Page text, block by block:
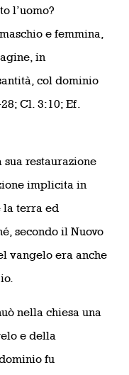
l’uomo?
e femmina,
in
col dominio
Cl. 3:10; Ef.
sua restaurazione
implicita in
la terra ed
secondo il Nuovo
vangelo era anche
nella chiesa una
e della
fu